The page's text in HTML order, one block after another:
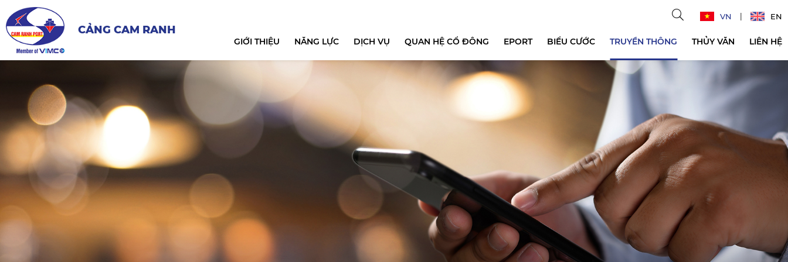
CẢNG CAM RANH
VN EN
GIỚI THIỆU NĂNG LỰC DỊCH VỤ QUAN HỆ CỔ ĐÔNG EPORT BIỂU CƯỚC TRUYỀN THÔNG THỦY VĂN LIÊN HỆ